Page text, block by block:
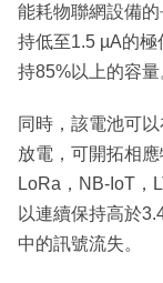
能耗物聯網設備
持低至1.5 µA的
持85%以上的容量
同時，該電池可
放電，可開拓相
LoRa，NB-IoT，
以連續保持高於
中的訊號流失。